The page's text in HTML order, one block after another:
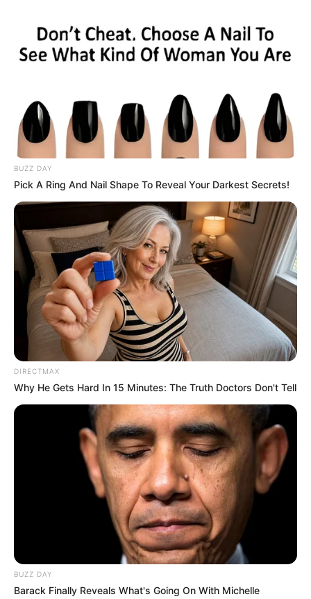
BUZZ DAY
Pick A Ring And Nail Shape To Reveal Your Darkest Secrets!
DIRECTMAX
Why He Gets Hard In 15 Minutes: The Truth Doctors Don't Tell
BUZZ DAY
Barack Finally Reveals What's Going On With Michelle